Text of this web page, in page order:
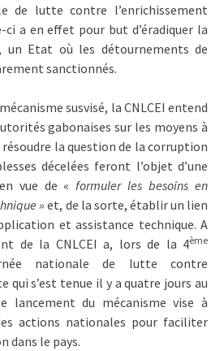
de lutte contre l’enrichissement
ci a en effet pour but d’éradiquer la
un Etat où les détournements de
sanctionnés.
susvisé, la CNLCEI entend
gabonaises sur les moyens à
la question de la corruption
décelées feront l’objet d’une
vue de «formuler les besoins en
»et, de la sorte, établir un lien
et assistance technique. A
de la CNLCEI a, lors de la 4ème
nationale de lutte contre
qui s’est tenue il y a quatre jours au
lancement du mécanisme vise à
actions nationales pour faciliter
dans le pays.